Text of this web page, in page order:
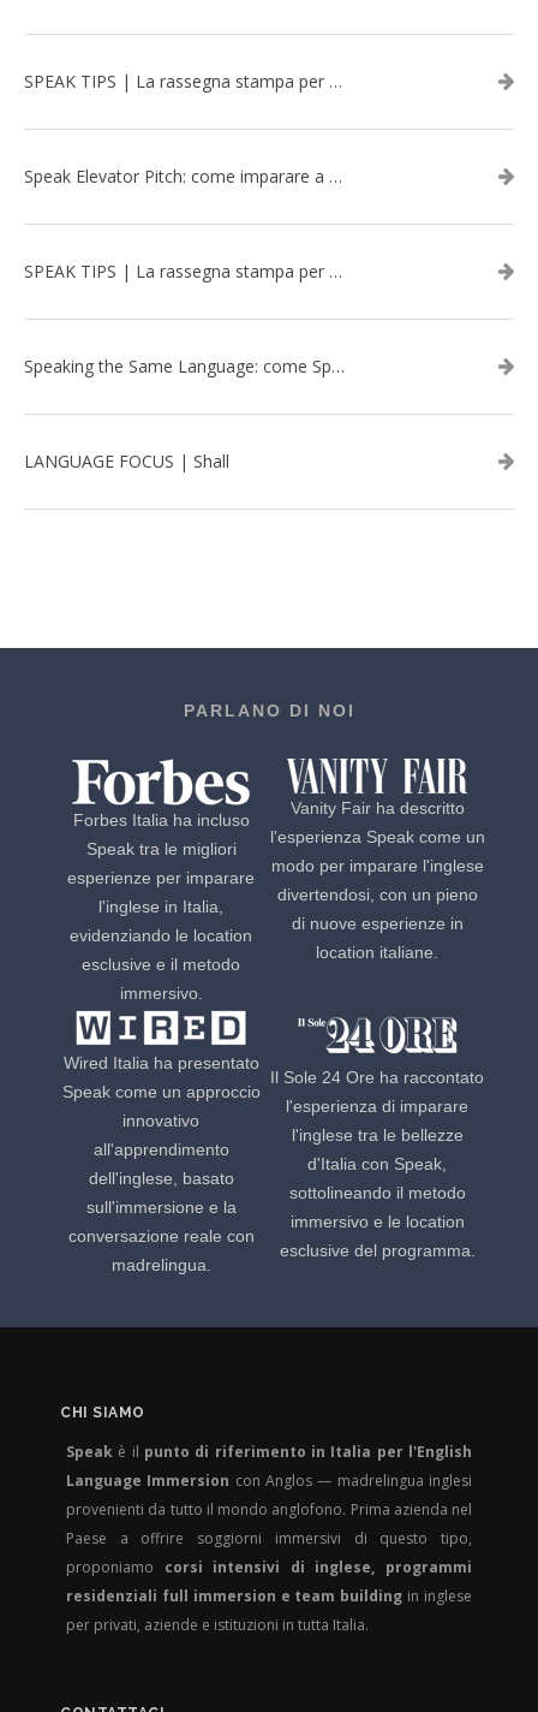
SPEAK TIPS | La rassegna stampa per migliorare l’inglese - marzo 2026
Speak Elevator Pitch: come imparare a gestire una presentazione in inglese
SPEAK TIPS | La rassegna stampa per migliorare l’inglese - febbraio 2026
Speaking the Same Language: come Speak aiuta a rafforzare i team attraverso il Team Building in inglese
LANGUAGE FOCUS | Shall
PARLANO DI NOI
Forbes Italia ha incluso
Speak tra le migliori
esperienze per imparare
l'inglese in Italia,
evidenziando le location
esclusive e il metodo
immersivo.
Vanity Fair ha descritto
l'esperienza Speak come un
modo per imparare l'inglese
divertendosi, con un pieno
di nuove esperienze in
location italiane.
Wired Italia ha presentato
Speak come un approccio
innovativo
all'apprendimento
dell'inglese, basato
sull'immersione e la
conversazione reale con
madrelingua.
Il Sole 24 Ore ha raccontato
l'esperienza di imparare
l'inglese tra le bellezze
d'Italia con Speak,
sottolineando il metodo
immersivo e le location
esclusive del programma.
CHI SIAMO
Speak è il punto di riferimento in Italia per l'English
Language Immersion con Anglos — madrelingua inglesi
provenienti da tutto il mondo anglofono. Prima azienda nel
Paese a offrire soggiorni immersivi di questo tipo,
proponiamo corsi intensivi di inglese, programmi
residenziali full immersion e team building in inglese
per privati, aziende e istituzioni in tutta Italia.